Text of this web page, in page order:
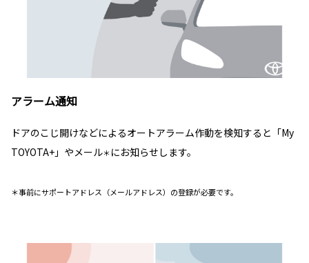
アラーム通知
ドアのこじ開けなどによるオートアラーム作動を検知すると「My
TOYOTA+」やメール＊にお知らせします。
＊事前にサポートアドレス（メールアドレス）の登録が必要です。